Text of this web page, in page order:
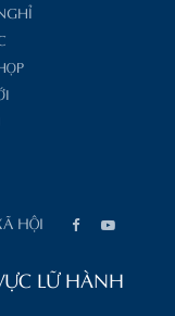
HỘI
LỮ HÀNH